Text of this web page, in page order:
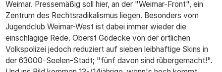
Weimar. Pressemäßig soll hier, an der "Weimar-Front", ein
Zentrum des Rechtsradikalismus liegen. Besonders vom
Jugendclub Weimar-West ist dabei immer wieder die
einschlägige Rede. Oberst Gödecke von der örtlichen
Volkspolizei jedoch reduziert auf sieben leibhaftige Skins in
der 63000-Seelen-Stadt; "fünf davon sind rübergemacht!".